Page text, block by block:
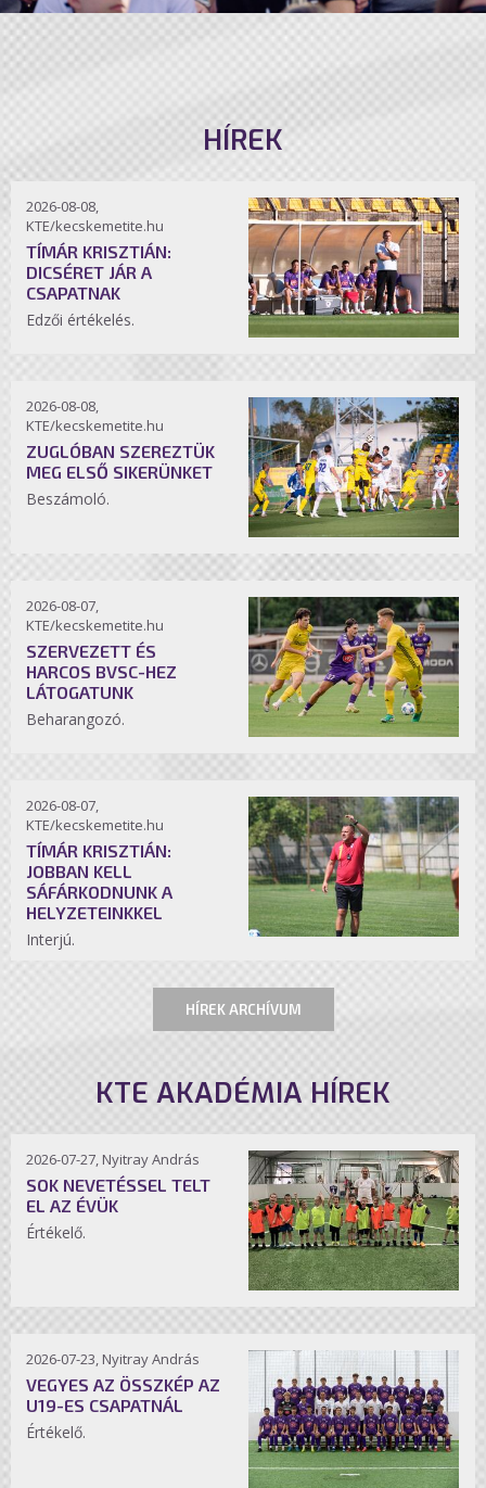
HÍREK
2026-08-08,
KTE/kecskemetite.hu
TÍMÁR KRISZTIÁN:
DICSÉRET JÁR A
CSAPATNAK
Edzői értékelés.
2026-08-08,
KTE/kecskemetite.hu
ZUGLÓBAN SZEREZTÜK
MEG ELSŐ SIKERÜNKET
Beszámoló.
2026-08-07,
KTE/kecskemetite.hu
SZERVEZETT ÉS
HARCOS BVSC-HEZ
LÁTOGATUNK
Beharangozó.
2026-08-07,
KTE/kecskemetite.hu
TÍMÁR KRISZTIÁN:
JOBBAN KELL
SÁFÁRKODNUNK A
HELYZETEINKKEL
Interjú.
HÍREK ARCHÍVUM
KTE AKADÉMIA HÍREK
2026-07-27, Nyitray András
SOK NEVETÉSSEL TELT
EL AZ ÉVÜK
Értékelő.
2026-07-23, Nyitray András
VEGYES AZ ÖSSZKÉP AZ
U19-ES CSAPATNÁL
Értékelő.